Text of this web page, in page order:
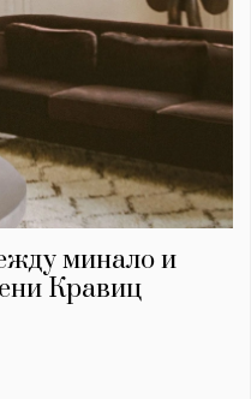
минало и
Кравиц
да се абонирате за
тук: